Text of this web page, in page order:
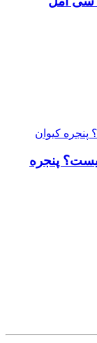
پنجره